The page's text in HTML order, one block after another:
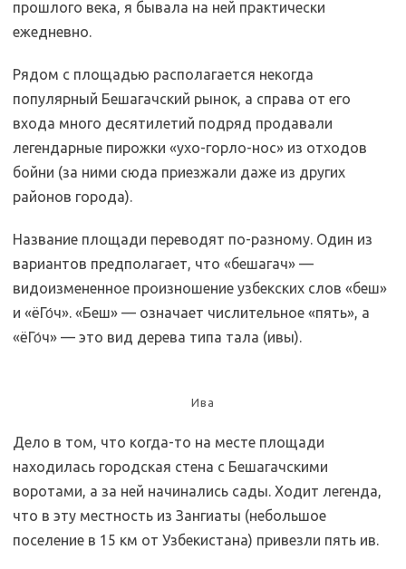
прошлого века, я бывала на ней практически
ежедневно.
Рядом с площадью располагается некогда
популярный Бешагачский рынок, а справа от его
входа много десятилетий подряд продавали
легендарные пирожки «ухо-горло-нос» из отходов
бойни (за ними сюда приезжали даже из других
районов города).
Название площади переводят по-разному. Один из
вариантов предполагает, что «бешагач» —
видоизмененное произношение узбекских слов «беш»
и «ёГо́ч». «Беш» — означает числительное «пять», а
«ёГо́ч» — это вид дерева типа тала (ивы).
Ива
Дело в том, что когда-то на месте площади
находилась городская стена с Бешагачскими
воротами, а за ней начинались сады. Ходит легенда,
что в эту местность из Зангиаты (небольшое
поселение в 15 км от Узбекистана) привезли пять ив.